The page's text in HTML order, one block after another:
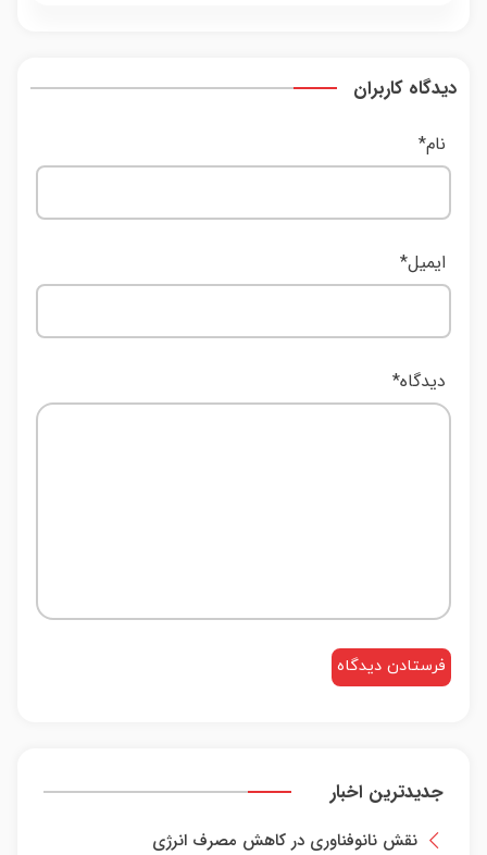
جدیدترین اخبار
نقش نانوفناوری در کاهش مصرف انرژی
دیدگاه کاربران
دیدگاه*
نام*
ایمیل*